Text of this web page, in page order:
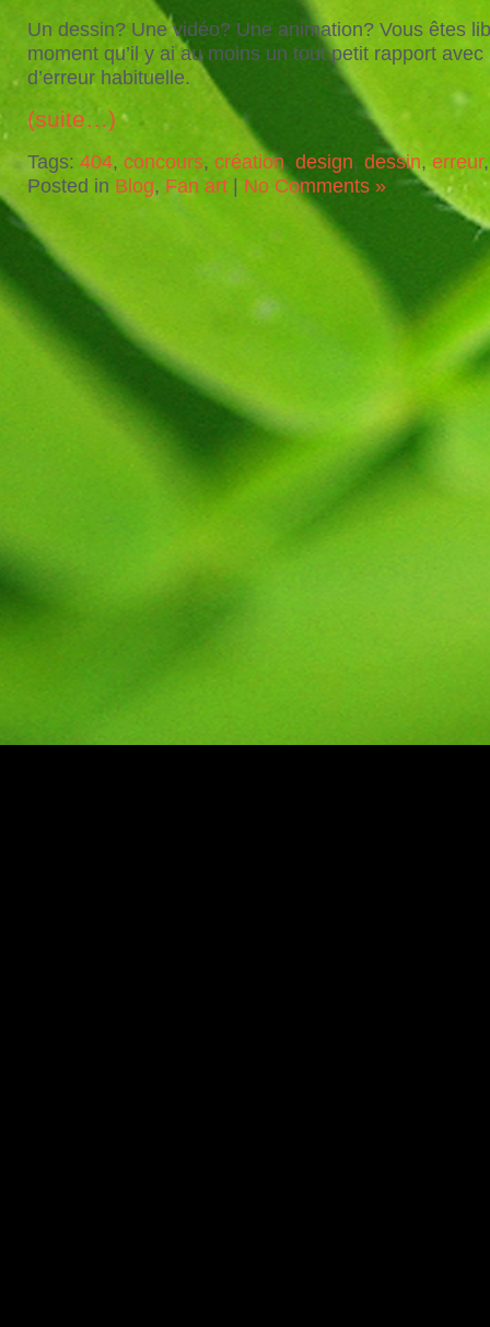
Un dessin? Une vidéo? Une animation? Vous êtes
moment qu’il y ai au moins un tout petit rapport avec
d’erreur habituelle.
(suite…)
Tags: 404, concours, création, design, dessin, erreur
Posted in Blog, Fan art No Comments »